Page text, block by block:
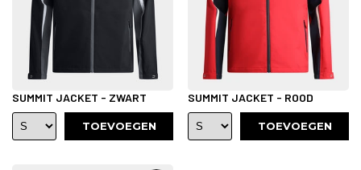
SUMMIT JACKET - ZWART
TOEVOEGEN
SUMMIT JACKET - ROOD
TOEVOEGEN